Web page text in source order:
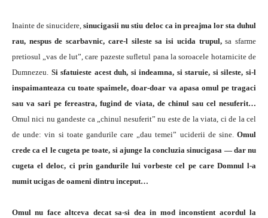
Inainte de sinucidere,sinucigasii nu stiu deloc ca in preajma lor sta duhul
rau, nespus de scarbavnic, care-l sileste sa isi ucida trupul,sa sfarme
pretiosul „vas de lut”, care pazeste sufletul pana la soroacele hotarnicite de
Dumnezeu. Si sfatuieste acest duh, si indeamna, si staruie, si sileste, si-l
inspaimanteaza cu toate spaimele, doar-doar va apasa omul pe tragaci
sau va sari pe fereastra, fugind de viata, de chinul sau cel nesuferit…
Omul nici nu gandeste ca „chinul nesuferit” nu este de la viata, ci de la cel
de unde: vin si toate gandurile care „dau temei” uciderii de sine. Omul
crede ca el le cugeta pe toate, si ajunge la concluzia sinucigasa — dar nu
cugeta el deloc, ci prin gandurile lui vorbeste cel pe care Domnul l-a
numit ucigas de oameni dintru inceput…
Omul nu face altceva decat sa-si dea in mod inconstient acordul la